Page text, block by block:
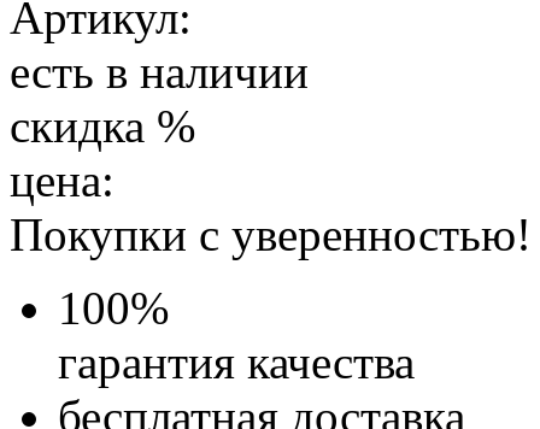
Артикул:
есть в наличии
скидка %
цена:
Покупки с уверенностью!
100%
гарантия качества
бесплатная доставка